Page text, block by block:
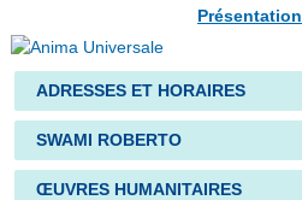
Présentation
ADRESSES ET HORAIRES
SWAMI ROBERTO
ŒUVRES HUMANITAIRES